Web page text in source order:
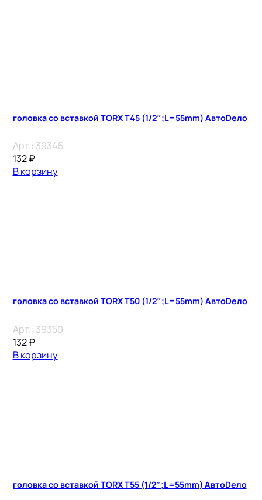
головка со вставкой TORX T45 (1/2″;L=55mm) АвтоDело
Арт.: 39345
132₽
В корзину
головка со вставкой TORX T50 (1/2″;L=55mm) АвтоDело
Арт.: 39350
132₽
В корзину
головка со вставкой TORX T55 (1/2″;L=55mm) АвтоDело